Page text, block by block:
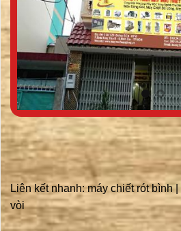
Liên kết nhanh:máy chiết rót bình|
vòi